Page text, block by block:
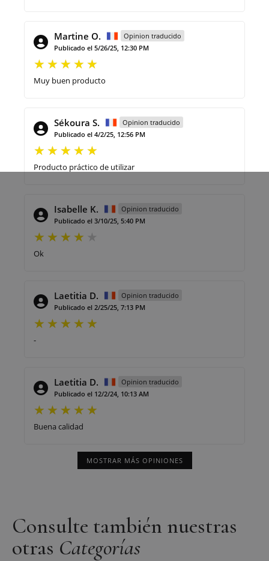
Martine O.
Opinion traducido
Publicado el 5/26/25, 12:30 PM
Muy buen producto
Sékoura S.
Opinion traducido
Publicado el 4/2/25, 12:56 PM
Producto práctico de utilizar
Isabelle K.
Opinion traducido
Publicado el 3/10/25, 5:40 PM
Ok
Laetitia D.
Opinion traducido
Publicado el 2/25/25, 7:13 PM
-
Laetitia D.
Opinion traducido
Publicado el 12/2/24, 10:13 AM
Buena calidad
MOSTRAR MÁS OPINIONES
Consulte también nuestras
otras Categorías